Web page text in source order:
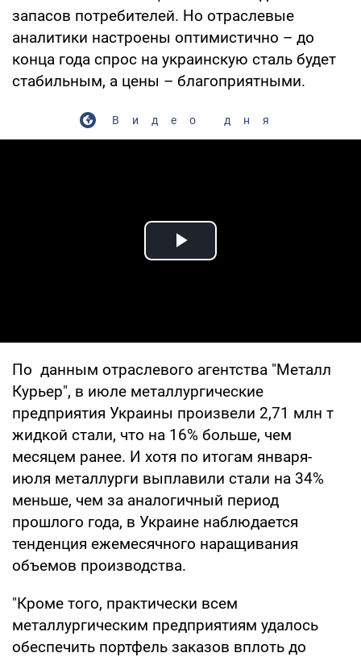
запасов потребителей. Но отраслевые
аналитики настроены оптимистично – до
конца года спрос на украинскую сталь будет
стабильным, а цены – благоприятными.
Видео дня
Play Video
По данным отраслевого агентства "Металл
Курьер", в июле металлургические
предприятия Украины произвели 2,71 млн т
жидкой стали, что на 16% больше, чем
месяцем ранее. И хотя по итогам января-
июля металлурги выплавили стали на 34%
меньше, чем за аналогичный период
прошлого года, в Украине наблюдается
тенденция ежемесячного наращивания
объемов производства.
"Кроме того, практически всем
металлургическим предприятиям удалось
обеспечить портфель заказов вплоть до